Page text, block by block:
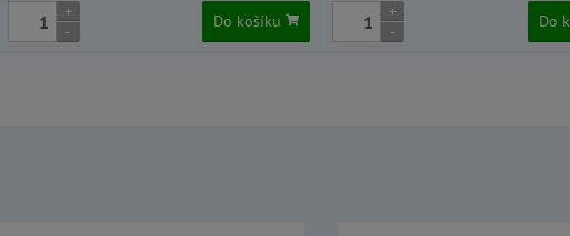
+
-
Do košíku
+
-
Do